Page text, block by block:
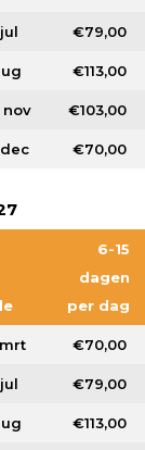
€79,00
€113,00
nov €103,00
dec €70,00
6-15
dagen
per dag
mrt €70,00
€79,00
€113,00